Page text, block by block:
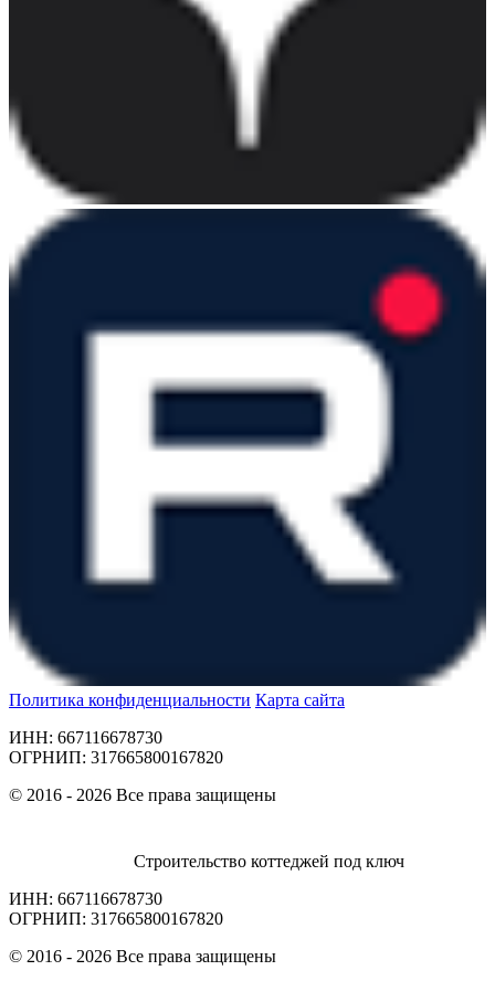
Политика конфиденциальности Карта сайта
ИНН: 667116678730
ОГРНИП: 317665800167820
© 2016 - 2026 Все права защищены
Строительство коттеджей под ключ
ИНН: 667116678730
ОГРНИП: 317665800167820
© 2016 - 2026 Все права защищены